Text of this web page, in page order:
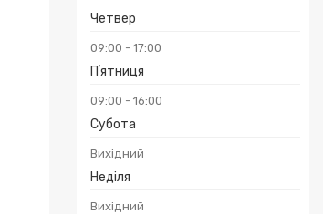
Четвер
09:00 17:00
Пʼятниця
09:00 16:00
Субота
Вихідний
Неділя
Вихідний